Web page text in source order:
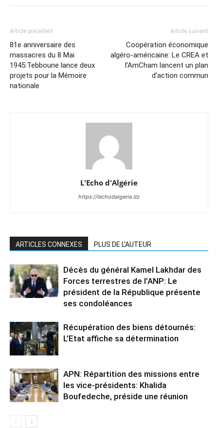
Article précédent
81e anniversaire des
massacres du 8 Mai
1945:Tebboune lance deux
projets pour la Mémoire
nationale
Article suivant
Coopération économique
algéro-américaine: Le CREA et
l’AmCham lancent un plan
d’action commun
L'Echo d'Algérie
https://lechodalgerie.dz
ARTICLES CONNEXES PLUS DE L'AUTEUR
Décès du général Kamel Lakhdar des
Forces terrestres de l’ANP: Le
président de la République présente
ses condoléances
Récupération des biens détournés:
L’Etat affiche sa détermination
APN: Répartition des missions entre
les vice-présidents: Khalida
Boufedeche, préside une réunion